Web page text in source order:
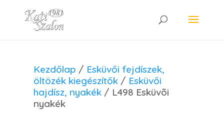
Kezdőlap / Esküvői fejdíszek,
öltözék kiegészítők / Esküvői
hajdísz, nyakék / L498 Esküvõi
nyakék